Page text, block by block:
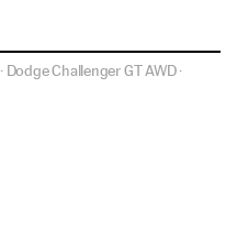
Dodge Challenger GT AWD·